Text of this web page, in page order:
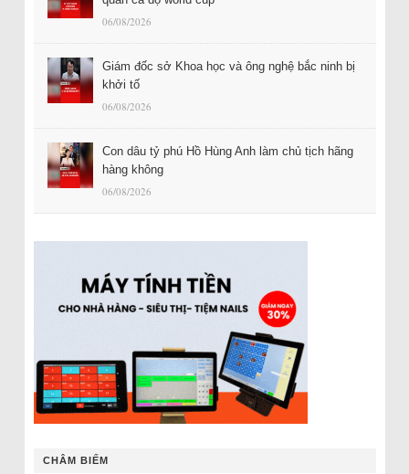
06/08/2026
Giám đốc sở Khoa học và ông nghệ bắc ninh bị
khởi tố
06/08/2026
Con dâu tỷ phú Hồ Hùng Anh làm chủ tịch hãng
hàng không
06/08/2026
CHÂM BIẾM